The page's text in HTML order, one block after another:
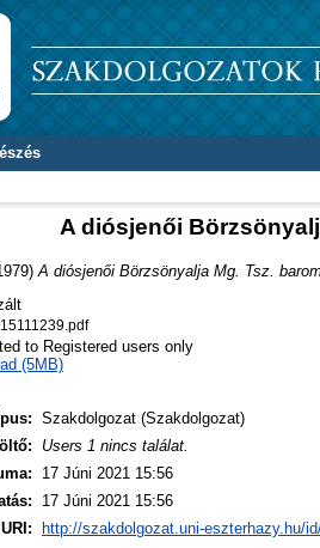
A diósjenői
A diósjenői Börzsönyalja Mg. Tsz.
to Registered users only
(5MB)
Szakdolgozat (Szakdolgozat)
Users 1 nincs találat.
17 Júni 2021 15:56
17 Júni 2021 15:56
URI:
http://szakdolgozat.uni-eszterhazy.hu/